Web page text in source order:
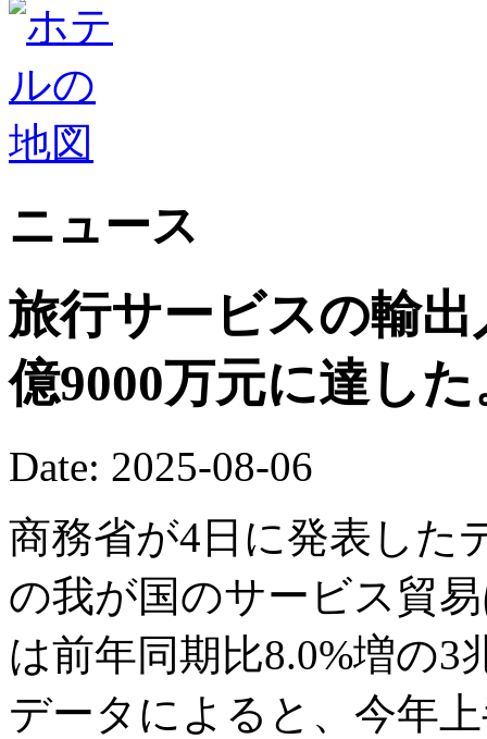
ニュース
旅行サービスの輸
億9000万元に達した
Date: 2025-08-06
商務省が4日に発表した
の我が国のサービス貿
は前年同期比8.0%増の3
データによると、今年